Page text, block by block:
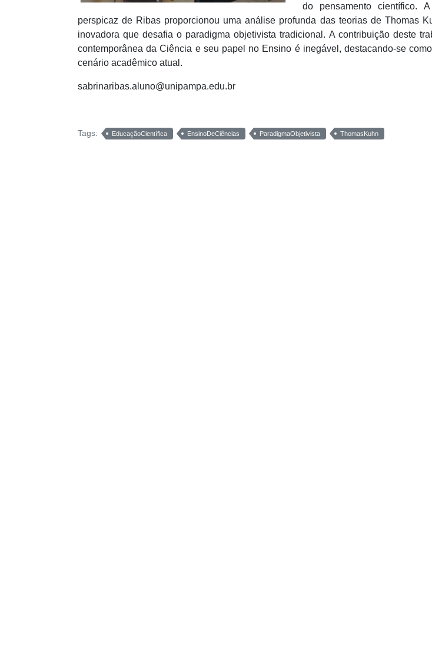
do pensamento científico.
perspicaz de Ribas proporcionou uma análise profunda das teorias de Thomas
inovadora que desafia o paradigma objetivista tradicional. A contribuição deste
contemporânea da Ciência e seu papel no Ensino é inegável, destacando-se
cenário acadêmico atual.
sabrinaribas.aluno@unipampa.edu.br
Tags: EducaçãoCientífica EnsinoDeCiências ParadigmaObjetivista ThomasKuhn